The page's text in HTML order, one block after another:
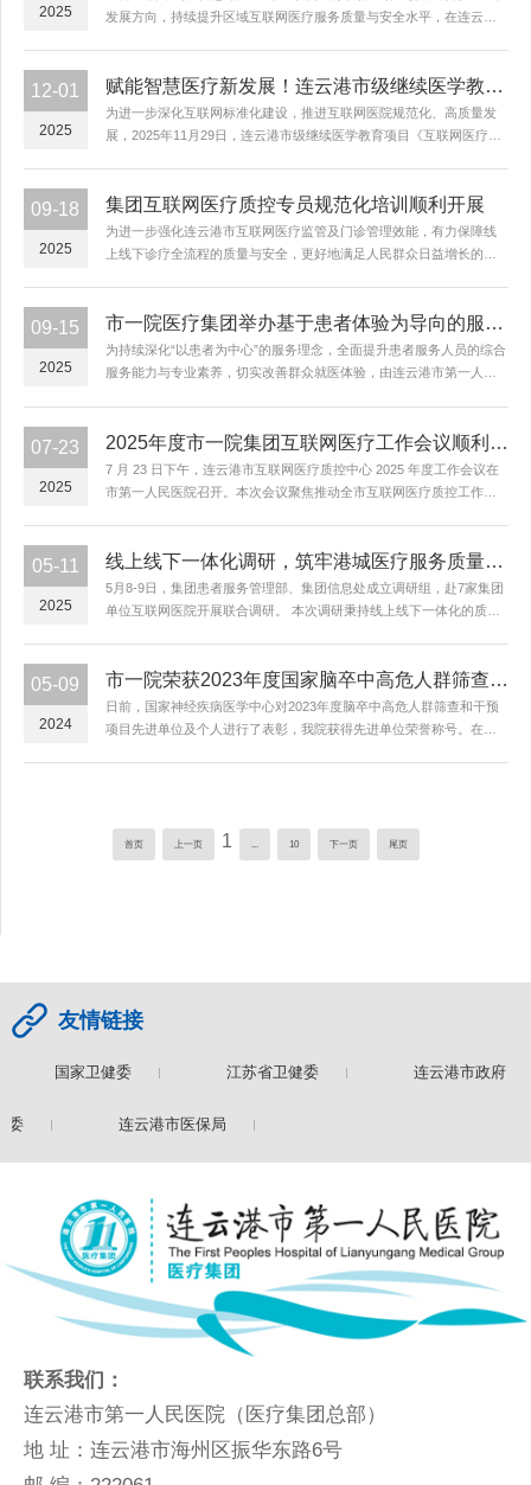
2025
发展方向，持续提升区域互联网医疗服务质量与安全水平，在连云港
12-01
2025
赋能智慧医疗新发展！连云港市级继续医学教育项目《互联网医疗标准化应用培训》圆满落幕
为进一步深化互联网标准化建设，推进互联网医院规范化、高质量发
展，2025年11月29日，连云港市级继续医学教育项目《互联网医疗标
09-18
2025
集团互联网医疗质控专员规范化培训顺利开展
为进一步强化连云港市互联网医疗监管及门诊管理效能，有力保障线
上线下诊疗全流程的质量与安全，更好地满足人民群众日益增长的多
09-15
2025
市一院医疗集团举办基于患者体验为导向的服务力提升培训班
为持续深化“以患者为中心”的服务理念，全面提升患者服务人员的综合
服务能力与专业素养，切实改善群众就医体验，由连云港市第一人民
07-23
2025
2025年度市一院集团互联网医疗工作会议顺利召开
7 月 23 日下午，连云港市互联网医疗质控中心 2025 年度工作会议在
市第一人民医院召开。本次会议聚焦推动全市互联网医疗质控工作提
05-11
2025
线上线下一体化调研，筑牢港城医疗服务质量防线
5月8-9日，集团患者服务管理部、集团信息处成立调研组，赴7家集团
单位互联网医院开展联合调研。 本次调研秉持线上线下一体化的质控
05-09
2024
市一院荣获2023年度国家脑卒中高危人群筛查和干预项目先进单位称号
日前，国家神经疾病医学中心对2023年度脑卒中高危人群筛查和干预
项目先进单位及个人进行了表彰，我院获得先进单位荣誉称号。在江
首页 上一页 1 ... 10 下一页 尾页
友情链接
国家卫健委 江苏省卫健委 连云港市政府
委 连云港市医保局
联系我们：
连云港市第一人民医院（医疗集团总部）
地 址：连云港市海州区振华东路6号